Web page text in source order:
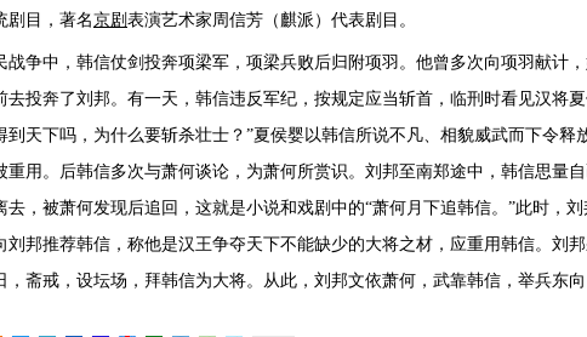
剧目，著名京剧 表演艺术家周信芳（麒派）代表剧目。
战争中，韩信仗剑投奔项梁军，项梁兵败后归附项羽。他曾多次向项羽献计
去投奔了刘邦。有一天，韩信违反军纪，按规定应当斩首，临刑时看见汉将
到天下吗，为什么要斩杀壮士？”夏侯婴以韩信所说不凡、相貌威武而下令释
重用。后韩信多次与萧何谈论，为萧何所赏识。刘邦至南郑途中，韩信思量
去，被萧何发现后追回，这就是小说和戏剧中的“萧何月下追韩信。”此时，
刘邦推荐韩信，称他是汉王争夺天下不能缺少的大将之材，应重用韩信。刘
，斋戒，设坛场，拜韩信为大将。从此，刘邦文依萧何，武靠韩信，举兵东向